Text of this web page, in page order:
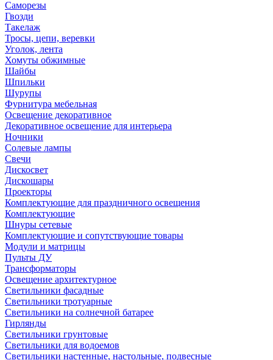
Саморезы
Гвозди
Такелаж
Тросы, цепи, веревки
Уголок, лента
Хомуты обжимные
Шайбы
Шпильки
Шурупы
Фурнитура мебельная
Освещение декоративное
Декоративное освещение для интерьера
Ночники
Солевые лампы
Свечи
Дискосвет
Дискошары
Проекторы
Комплектующие для праздничного освещения
Комплектующие
Шнуры сетевые
Комплектующие и сопутствующие товары
Модули и матрицы
Пульты ДУ
Трансформаторы
Освещение архитектурное
Светильники фасадные
Светильники тротуарные
Светильники на солнечной батарее
Гирлянды
Светильники грунтовые
Светильники для водоемов
Светильники настенные, настольные, подвесные